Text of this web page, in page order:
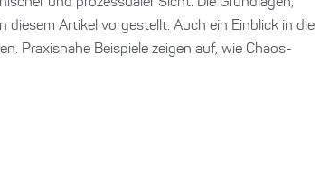
diesem Artikel vorgestellt. Auch ein Einblick in die
Praxisnahe Beispiele zeigen auf, wie Chaos-